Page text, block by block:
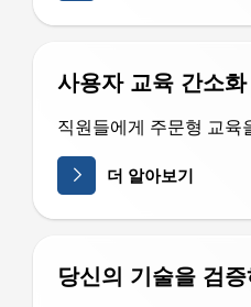
사용자 교육 간소화
직원들에게 주문형 교육
더 알아보기
당신의 기술을 검